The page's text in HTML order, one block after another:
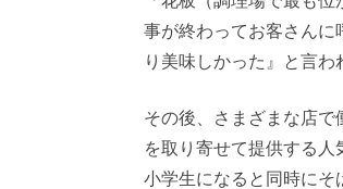
事が終わってお客さんに
り美味しかった』と言わ
その後、さまざまな店
を取り寄せて提供する
小学生になると同時にそ